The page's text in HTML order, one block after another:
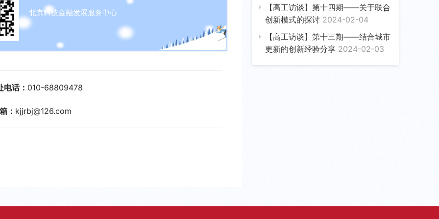
北京科技金融发展服务中心
电话： 010-68809478
： kjjrbj@126.com
【高工访谈】第十四期——关于联合
创新模式的探讨 2024-02-04
【高工访谈】第十三期——结合城市
更新的创新经验分享 2024-02-03